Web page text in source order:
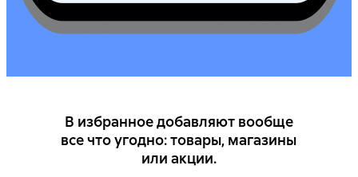
В избранное добавляют вообще
все что угодно: товары, магазины
или акции.